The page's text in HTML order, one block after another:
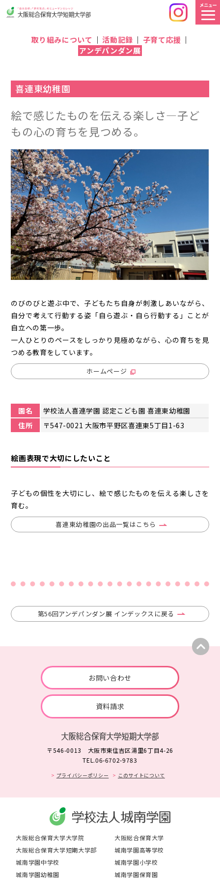
取り組みについて 活動記録
子育て応援
アンデパンダン展
喜連東幼稚園
絵で感じたものを伝える楽しさ―子ど
もの心の育ちを見つめる。
のびのびと遊ぶ中で、子どもたち自身が刺激しあいながら、
自分で考えて行動する姿「自ら遊ぶ・自ら行動する」ことが
自立への第一歩。
一人ひとりのペースをしっかり見極めながら、心の育ちを見
つめる教育をしています。
ホームページ
園名
学校法人喜連学園 認定こども園 喜連東幼稚園
住所
〒547-0021 大阪市平野区喜連東5丁目1-63
絵画表現で大切にしたいこと
子どもの個性を大切にし、絵で感じたものを伝える楽しさを
育む。
喜連東幼稚園の出品一覧はこちら
第56回アンデパンダン展 インデックスに戻る
お問い合わせ
資料請求
〒546-0013 大阪市東住吉区湯里6丁目4-26
TEL.06-6702-9783
プライバシーポリシー このサイトについて
大阪総合保育大学大学院
大阪総合保育大学
大阪総合保育大学短期大学部
城南学園高等学校
城南学園中学校
城南学園小学校
城南学園幼稚園
城南学園保育園